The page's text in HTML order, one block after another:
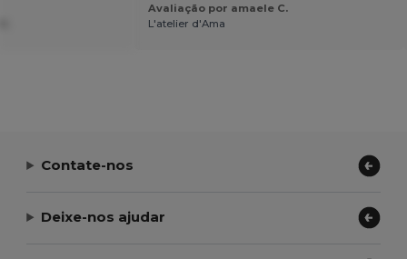
Avaliação por amaele C.
L'atelier d'Ama
Contate-nos
Deixe-nos ajudar